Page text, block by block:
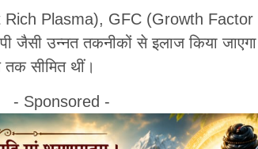
Rich Plasma), GFC (Growth
जैसी उन्नत तकनीकों से इलाज किया
सीमित थीं।
- Sponsored -